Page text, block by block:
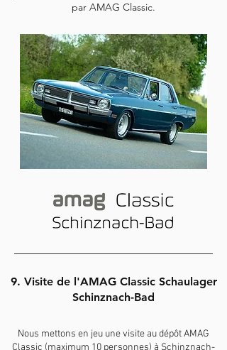
par AMAG Classic.
9. Visite de l'AMAG Classic Schaulager
Schinznach-Bad
Nous mettons en jeu une visite au dépôt AMAG
Classic (maximum 10 personnes) à Schinznach-